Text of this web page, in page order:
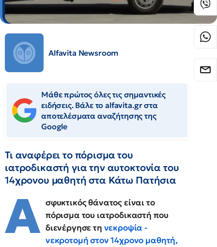
Alfavita Newsroom
Μάθε πρώτος όλες τις σημαντικές
ειδήσεις. Βάλε το alfavita.gr στα
αποτελέσματα αναζήτησης της
Google
Τι αναφέρει το πόρισμα του
ιατροδικαστή για την αυτοκτονία του
14χρονου μαθητή στα Κάτω Πατήσια
Α σφυκτικός θάνατος είναι το
πόρισμα του ιατροδικαστή που
διενέργησε τη νεκροψία -
νεκροτομή στον 14χρονο μαθητή,